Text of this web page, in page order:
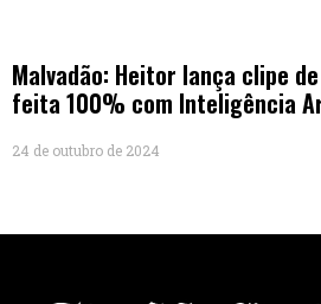
Malvadão: Heitor lança clipe
feita 100% com Inteligência
24 de outubro de 2024